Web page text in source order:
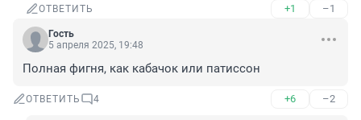
ОТВЕТИТЬ +1 –1
Гость
5 апреля 2025, 19:48
Полная фигня, как кабачок или патиссон
ОТВЕТИТЬ 4 +6 –2